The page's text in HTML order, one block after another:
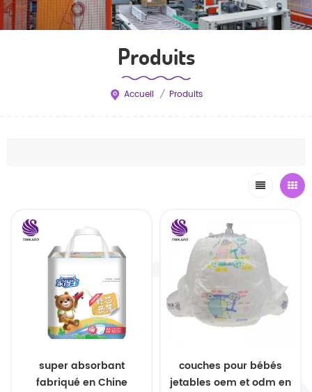
Produits
Accueil / Produits
super absorbant
fabriqué en Chine
couches pour bébés
jetables oem et odm en